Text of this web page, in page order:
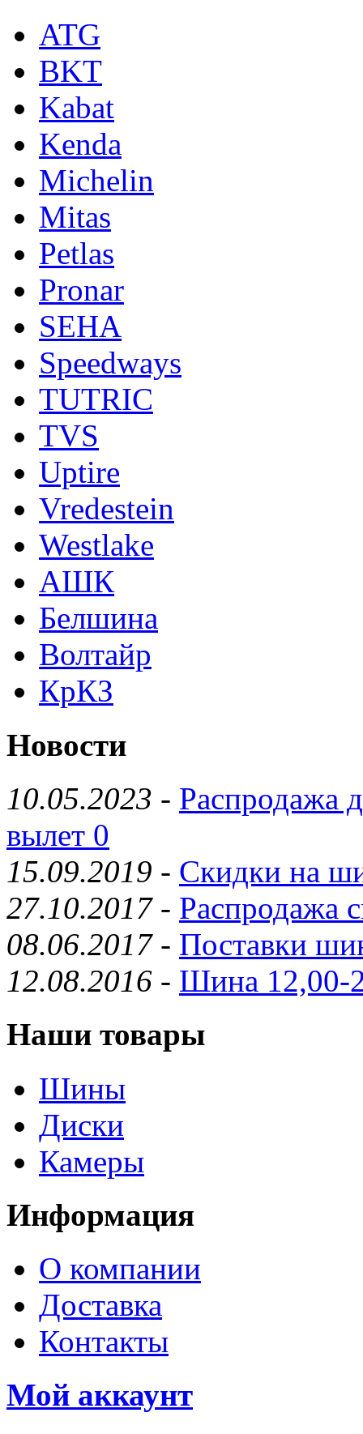
ATG
BKT
Kabat
Kenda
Michelin
Mitas
Petlas
Pronar
SEHA
Speedways
TUTRIC
TVS
Uptire
Vredestein
Westlake
АШК
Белшина
Волтайр
КрКЗ
Новости
10.05.2023 - Распродажа
вылет 0
15.09.2019 - Скидки на
27.10.2017- Распродажа
08.06.2017- Поставки
12.08.2016 - Шина 12,00-
Наши товары
Шины
Диски
Камеры
Информация
О компании
Доставка
Контакты
Мой аккаунт